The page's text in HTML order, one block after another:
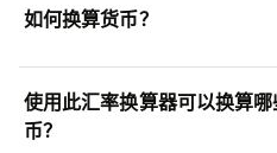
如何换算货币？
使用此汇率换算器可以换算哪
币？